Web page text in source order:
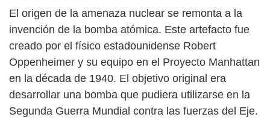
El origen de la amenaza nuclear se remonta a la
invención de la bomba atómica. Este artefacto fue
creado por el físico estadounidense Robert
Oppenheimer y su equipo en el Proyecto Manhattan
en la década de 1940. El objetivo original era
desarrollar una bomba que pudiera utilizarse en la
Segunda Guerra Mundial contra las fuerzas del Eje.